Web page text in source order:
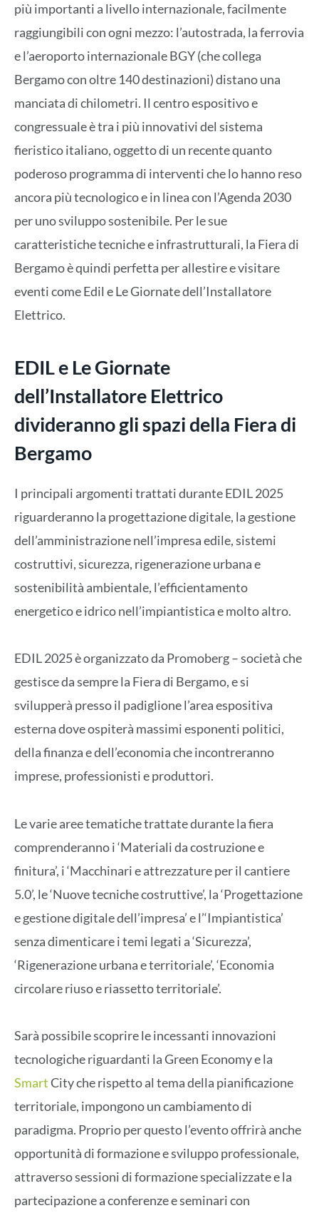
più importanti a livello internazionale, facilmente
raggiungibili con ogni mezzo: l’autostrada, la ferrovia
e l’aeroporto internazionale BGY (che collega
Bergamo con oltre 140 destinazioni) distano una
manciata di chilometri. Il centro espositivo e
congressuale è tra i più innovativi del sistema
fieristico italiano, oggetto di un recente quanto
poderoso programma di interventi che lo hanno reso
ancora più tecnologico e in linea con l’Agenda 2030
per uno sviluppo sostenibile. Per le sue
caratteristiche tecniche e infrastrutturali, la Fiera di
Bergamo è quindi perfetta per allestire e visitare
eventi come Edil e Le Giornate dell’Installatore
Elettrico.
EDIL e Le Giornate
dell’Installatore Elettrico
divideranno gli spazi della Fiera di
Bergamo
I principali argomenti trattati durante EDIL 2025
riguarderanno la progettazione digitale, la gestione
dell’amministrazione nell’impresa edile, sistemi
costruttivi, sicurezza, rigenerazione urbana e
sostenibilità ambientale, l’efficientamento
energetico e idrico nell’impiantistica e molto altro.
EDIL 2025 è organizzato da Promoberg – società che
gestisce da sempre la Fiera di Bergamo, e si
svilupperà presso il padiglione l’area espositiva
esterna dove ospiterà massimi esponenti politici,
della finanza e dell’economia che incontreranno
imprese, professionisti e produttori.
Le varie aree tematiche trattate durante la fiera
comprenderanno i ‘Materiali da costruzione e
finitura’, i ‘Macchinari e attrezzature per il cantiere
5.0’, le ‘Nuove tecniche costruttive’, la ‘Progettazione
e gestione digitale dell’impresa’ e l’‘Impiantistica’
senza dimenticare i temi legati a ‘Sicurezza’,
‘Rigenerazione urbana e territoriale’, ‘Economia
circolare riuso e riassetto territoriale’.
Sarà possibile scoprire le incessanti innovazioni
tecnologiche riguardanti la Green Economy e la
SmartCity che rispetto al tema della pianificazione
territoriale, impongono un cambiamento di
paradigma. Proprio per questo l’evento offrirà anche
opportunità di formazione e sviluppo professionale,
attraverso sessioni di formazione specializzate e la
partecipazione a conferenze e seminari con